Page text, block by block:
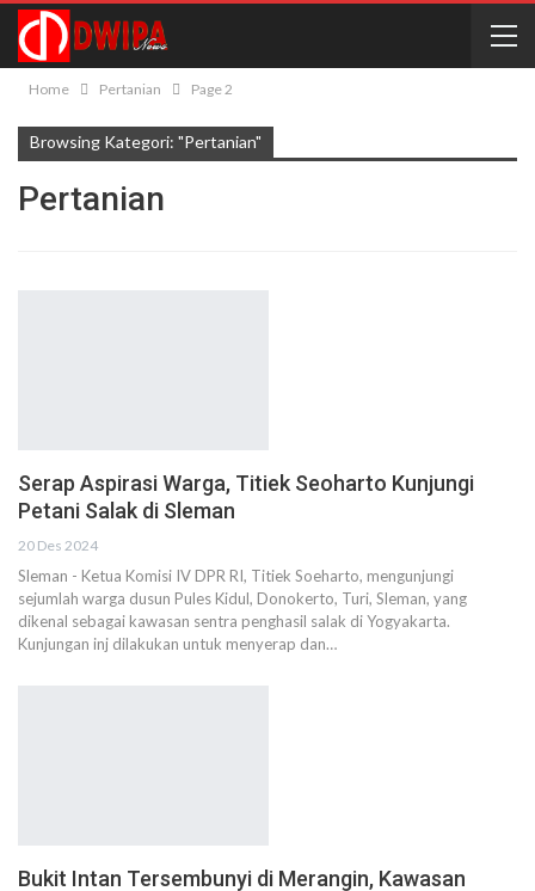
Home Pertanian Page 2
Browsing Kategori: "Pertanian"
Pertanian
Serap Aspirasi Warga, Titiek Seoharto Kunjungi
Petani Salak di Sleman
20 Des 2024
Sleman - Ketua Komisi IV DPR RI, Titiek Soeharto, mengunjungi
sejumlah warga dusun Pules Kidul, Donokerto, Turi, Sleman, yang
dikenal sebagai kawasan sentra penghasil salak di Yogyakarta.
Kunjungan inj dilakukan untuk menyerap dan…
Bukit Intan Tersembunyi di Merangin, Kawasan